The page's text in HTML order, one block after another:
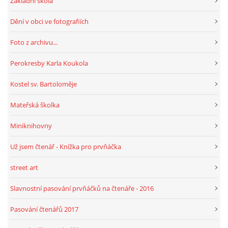
Dění v obci ve fotografiích
Foto z archivu...
Perokresby Karla Koukola
Kostel sv. Bartoloměje
Mateřská školka
Miniknihovny
Už jsem čtenář - Knížka pro prvňáčka
street art
Slavnostní pasování prvňáčků na čtenáře - 2016
Pasování čtenářů 2017